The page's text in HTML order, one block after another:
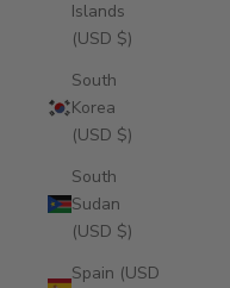
Islands
(USD $)
South
Korea
(USD $)
South
Sudan
(USD $)
Spain (USD